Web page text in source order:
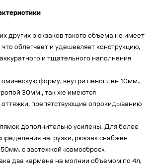
других рюкзаков такого объема не имеет
что облегчает и удешевляет конструкцию,
и тщательного наполнения
форму, внутри пеноплен 10мм.,
30мм., так же имеются
оттяжки, препятствующие опрокидыванию
дополнительно усилены. Для более
нагрузки, рюкзак снабжен
с застежкой «самосброс».
два кармана на молнии объемом по 4л,